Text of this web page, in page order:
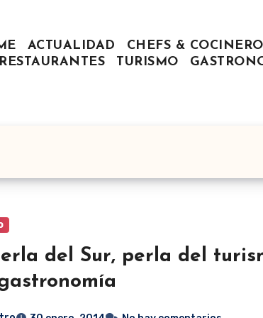
ACTUALIDAD CHEFS &
RESTAURANTES
TURISMO
del Sur, perla del